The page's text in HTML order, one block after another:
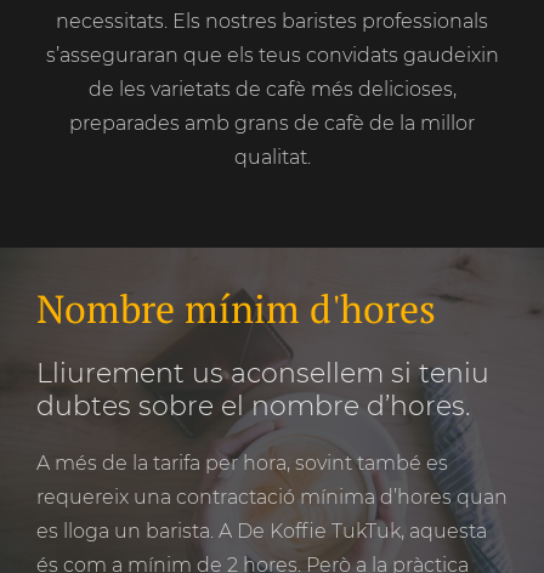
necessitats. Els nostres baristes professionals
s’asseguraran que els teus convidats gaudeixin
de les varietats de cafè més delicioses,
preparades amb grans de cafè de la millor
qualitat.
Nombre mínim d'hores
Lliurement us aconsellem si teniu
dubtes sobre el nombre d’hores.
A més de la tarifa per hora, sovint també es
requereix una contractació mínima d’hores quan
es lloga un barista. A De Koffie TukTuk, aquesta
és com a mínim de 2 hores. Però a la pràctica